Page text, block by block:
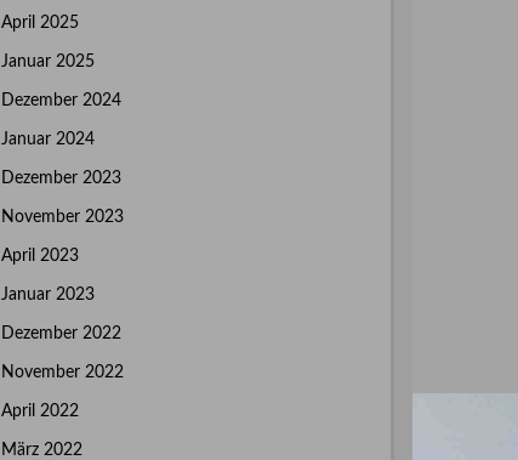
April 2025
Januar 2025
Dezember 2024
Januar 2024
Dezember 2023
November 2023
April 2023
Januar 2023
Dezember 2022
November 2022
April 2022
März 2022